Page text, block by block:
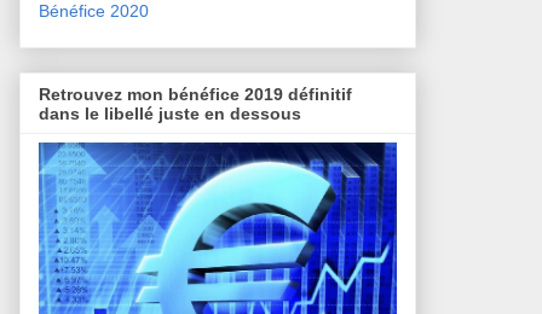
Bénéfice 2020
Retrouvez mon bénéfice 2019 définitif
dans le libellé juste en dessous